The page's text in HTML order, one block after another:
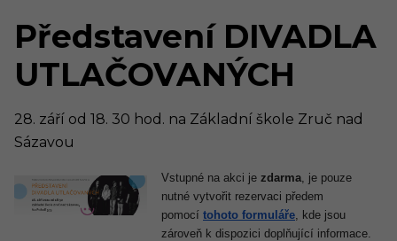
Představení DIVADLA
UTLAČOVANÝCH
28. září od 18. 30 hod. na Základní škole Zruč nad
Sázavou
Vstupné na akci je zdarma , je pouze
nutné vytvořit rezervaci předem
pomocí tohoto formuláře , kde jsou
zároveň k dispozici doplňující informace.